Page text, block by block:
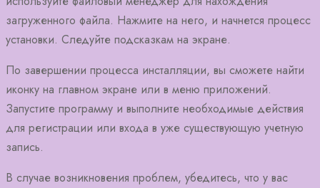
загруженного файла. Нажмите на него, и начнется процесс
установки. Следуйте подсказкам на экране.
По завершении процесса инсталляции, вы сможете найти
иконку на главном экране или в меню приложений.
Запустите программу и выполните необходимые действия
для регистрации или входа в уже существующую учетную
запись.
В случае возникновения проблем, убедитесь, что у вас